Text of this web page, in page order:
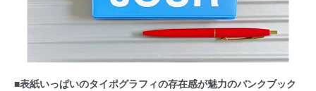
■表紙いっぱいのタイポグラフィの存在感が魅力のバンクブック